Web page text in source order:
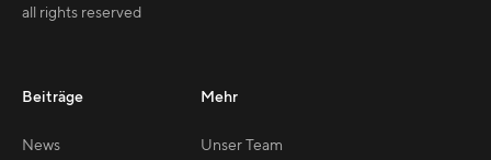
all rights reserved
Beiträge
News
Mehr
Unser Team